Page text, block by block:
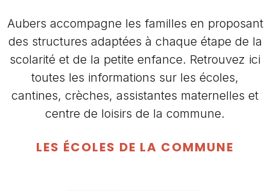
Aubers accompagne les familles en proposant
des structures adaptées à chaque étape de la
scolarité et de la petite enfance. Retrouvez ici
toutes les informations sur les écoles,
cantines, crèches, assistantes maternelles et
centre de loisirs de la commune.
LES ÉCOLES DE LA COMMUNE